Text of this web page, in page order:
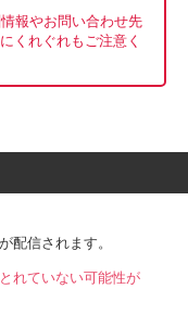
報やお問い合わせ先
くれぐれもご注意く
配信されます。
れていない可能性が